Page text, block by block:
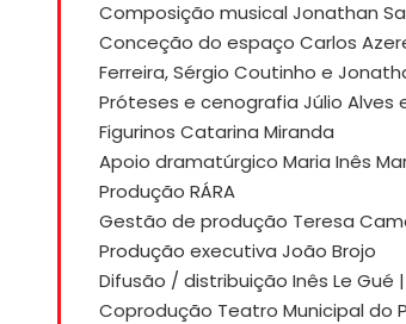
Composição musical Jonathan
Conceção do espaço Carlos
Ferreira, Sérgio Coutinho e
Próteses e cenografia Júlio Alves
Figurinos Catarina Miranda
Apoio dramatúrgico Maria Inês
Produção RÁRA
Gestão de produção Teresa
Produção executiva João Brojo
Difusão / distribuição Inês Le Gué
Coprodução Teatro Municipal do